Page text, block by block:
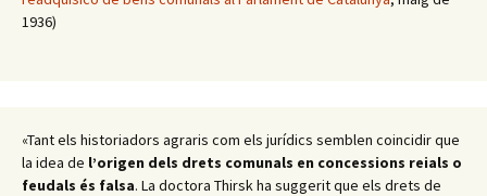
1936)
«Tant els historiadors agraris com els jurídics semblen coincidir que
la idea de l’origen dels drets comunals en concessions reials o
feudals és falsa. La doctora Thirsk ha suggerit que els drets de